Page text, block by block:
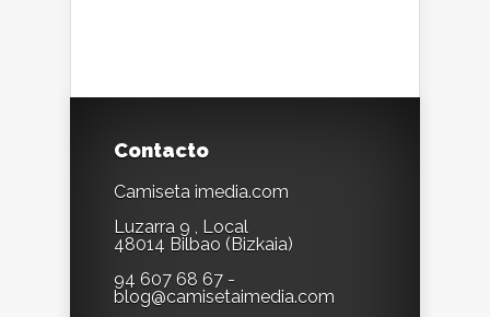
Contacto
Camiseta imedia.com
Luzarra 9 , Local
48014 Bilbao (Bizkaia)
94 607 68 67 -
blog@camisetaimedia.com